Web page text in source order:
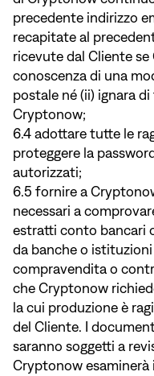
precedente indirizzo
recapitate al
ricevute dal Cliente
conoscenza di una
postale né (ii) ignara
Cryptonow;
6.4 adottare tutte le
proteggere la
autorizzati;
6.5 fornire a
necessari a
estratti conto bancari
da banche o
compravendita o
che Cryptonow
la cui produzione è
del Cliente. I
saranno soggetti a
Cryptonow